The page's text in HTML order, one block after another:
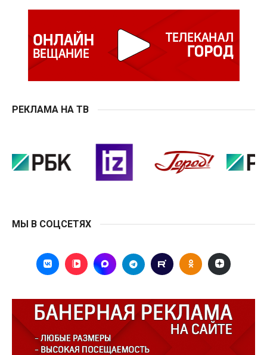
РЕКЛАМА НА ТВ
МЫ В СОЦСЕТЯХ